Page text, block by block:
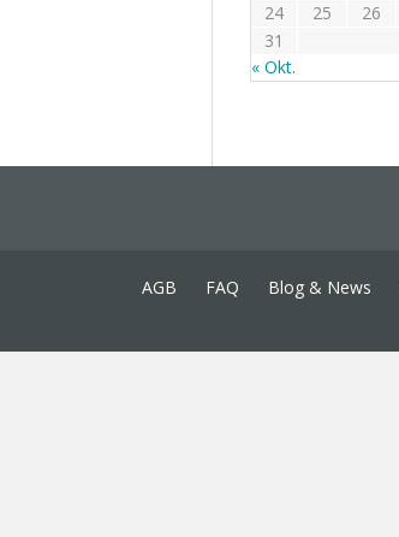
24
25 26
31
« Okt.
AGB FAQ Blog & News